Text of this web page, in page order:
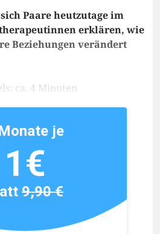
Paare heutzutage im
erklären, wie
Beziehungen verändert
ca. 4 Minuten
je
1€
9,90 €